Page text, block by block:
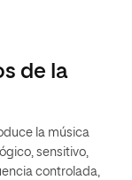
de la
la música
sensitivo,
controlada,